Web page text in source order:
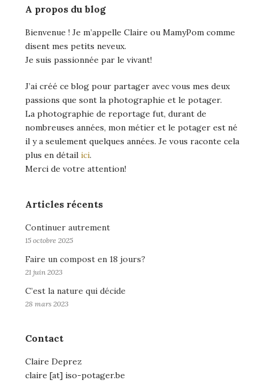
A propos du blog
Bienvenue ! Je m’appelle Claire ou MamyPom comme
disent mes petits neveux.
Je suis passionnée par le vivant!
J’ai créé ce blog pour partager avec vous mes deux
passions que sont la photographie et le potager.
La photographie de reportage fut, durant de
nombreuses années, mon métier et le potager est né
il y a seulement quelques années. Je vous raconte cela
plus en détail ici.
Merci de votre attention!
Articles récents
Continuer autrement
15 octobre 2025
Faire un compost en 18 jours?
21 juin 2023
C’est la nature qui décide
28 mars 2023
Contact
Claire Deprez
claire [at] iso-potager.be